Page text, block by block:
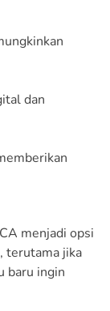
dan
menjadi opsi
terutama jika
baru ingin